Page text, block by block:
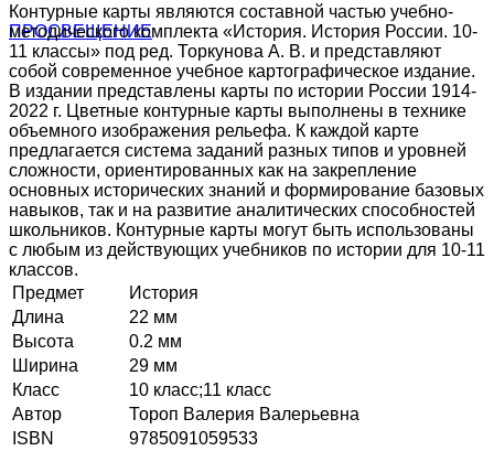
Контурные карты являются составной частью учебно-
методического комплекта «История. История России. 10-
11 классы» под ред. Торкунова А. В. и представляют
собой современное учебное картографическое издание.
В издании представлены карты по истории России 1914-
2022 г. Цветные контурные карты выполнены в технике
объемного изображения рельефа. К каждой карте
предлагается система заданий разных типов и уровней
сложности, ориентированных как на закрепление
основных исторических знаний и формирование базовых
навыков, так и на развитие аналитических способностей
школьников. Контурные карты могут быть использованы
с любым из действующих учебников по истории для 10-11
классов.
Предмет
История
Длина
22 мм
Высота
0.2 мм
Ширина
29 мм
Класс
10 класс;11 класс
Автор
Тороп Валерия Валерьевна
ISBN
9785091059533